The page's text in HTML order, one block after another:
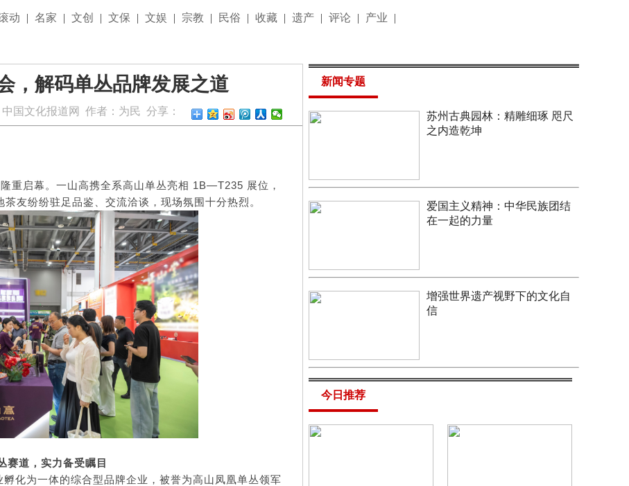
动 | 名家 | 文创 | 文保 | 文娱 | 宗教 | 民俗 | 收藏 | 遗产 | 评论 | 产业 |
，解码单丛品牌发展之道
中国文化报道网 作者： 为民 分享：
重启幕。一山高携全系高山单丛亮相 1B—T235 展位，
友纷纷驻足品鉴、交流洽谈，现场氛围十分热烈。
赛道，实力备受瞩目
化为一体的综合型品牌企业，被誉为高山凤凰单丛领军
新闻专题
苏州古典园林：精雕细琢 咫尺
之内造乾坤
爱国主义精神：中华民族团结
在一起的力量
增强世界遗产视野下的文化自
信
今日推荐